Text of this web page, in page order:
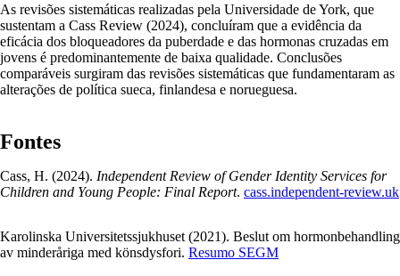
As revisões sistemáticas realizadas pela Universidade de York, que
sustentam a Cass Review (2024), concluíram que a evidência da
eficácia dos bloqueadores da puberdade e das hormonas cruzadas em
jovens é predominantemente de baixa qualidade. Conclusões
comparáveis surgiram das revisões sistemáticas que fundamentaram as
alterações de política sueca, finlandesa e norueguesa.
Fontes
Cass, H. (2024). Independent Review of Gender Identity Services for
Children and Young People: Final Report. cass.independent-review.uk
Karolinska Universitetssjukhuset (2021). Beslut om hormonbehandling
av minderåriga med könsdysfori. Resumo SEGM